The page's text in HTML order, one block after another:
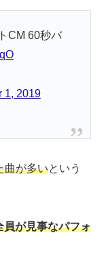
CM 60秒バ
1, 2019
曲が多いという
員が見事なパフォ